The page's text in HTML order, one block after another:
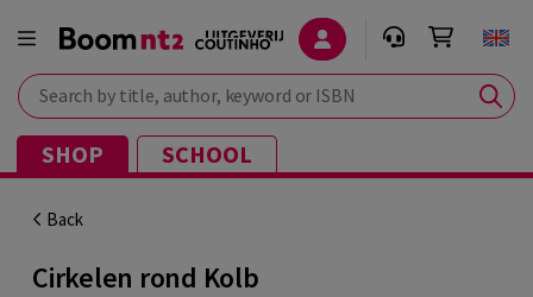
Search by title, author, keyword or ISBN
SHOP SCHOOL
Back
Cirkelen rond Kolb